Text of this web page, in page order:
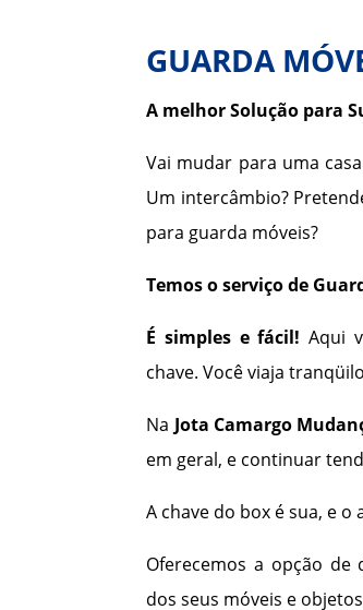
GUARDA
A melhor Solução para
Vai mudar para uma
Um intercâmbio?
para guarda móveis?
Temos o serviço de
É simples e fácil! Aqui
chave. Você viaja
Na Jota Camargo
em geral, e continuar
A chave do box é sua, e o
Oferecemos a opção de
dos seus móveis e